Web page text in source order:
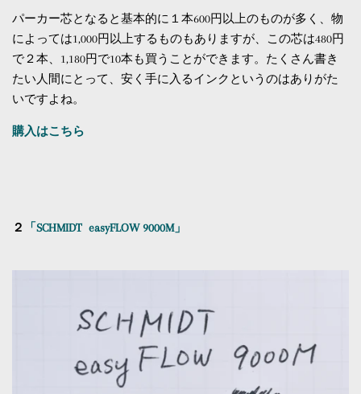
パーカー芯となると基本的に１本600円以上のものが多く、物
によっては1,000円以上するものもありますが、この芯は480円
で２本、1,180円で10本も買うことができます。たくさん書き
たい人間にとって、安く手に入るインクというのはありがた
いですよね。
購入はこちら
２ 「SCHMIDT easyFLOW 9000M」